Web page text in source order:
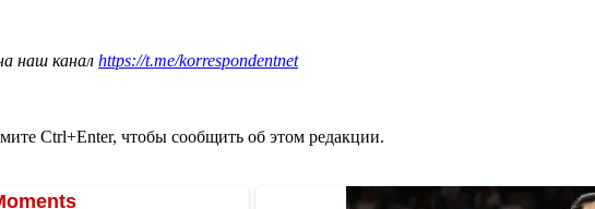
наш канал https://t.me/korrespondentnet
Ctrl+Enter, чтобы сообщить об этом редакции.